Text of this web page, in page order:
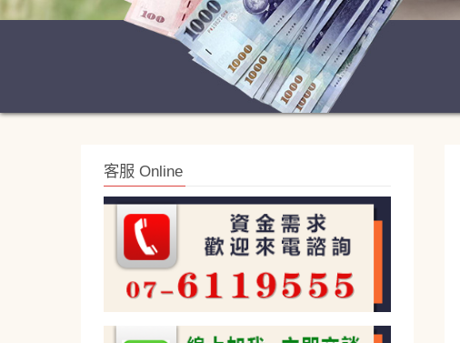
客服 Online